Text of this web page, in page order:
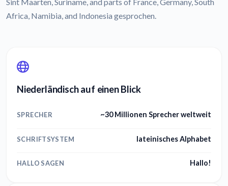
Africa, Namibia, and Indonesia gesprochen.
Niederländisch auf einen Blick
SPRECHER ~30 Millionen Sprecher weltweit
SCHRIFTSYSTEM lateinisches Alphabet
HALLO SAGEN Hallo!